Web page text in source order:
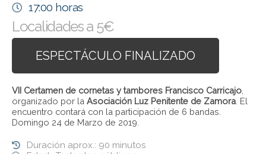
17:00 horas
Localidades a 5€
ESPECTÁCULO FINALIZADO
VII Certamen de cornetas y tambores Francisco Carricajo
organizado por la Asociación Luz Penitente de Zamora . El
encuentro contará con la participación de 6 bandas.
Domingo 24 de Marzo de 2019.
Duración aprox.: 90 minutos